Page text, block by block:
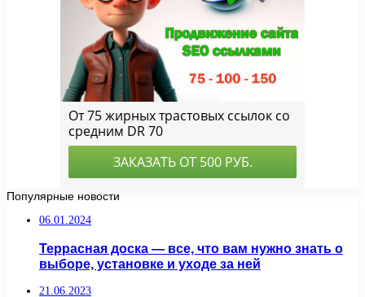
Популярные новости
06.01.2024
Террасная доска — все, что вам нужно знать о
выборе, установке и уходе за ней
21.06.2023